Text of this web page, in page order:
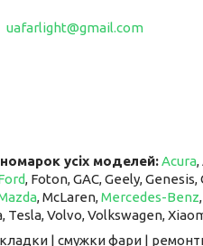
uafarlight@gmail.com
усіх моделей:Acura,
, Foton, GAC, Geely,
, McLaren, ​​​​​​​Mercedes-Benz,
Tesla, Volvo, Volkswagen,
| смужки фари |